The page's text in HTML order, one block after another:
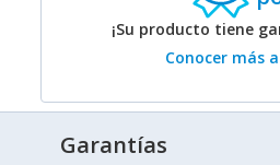
¡Su producto tiene
Conocer más
Garantías